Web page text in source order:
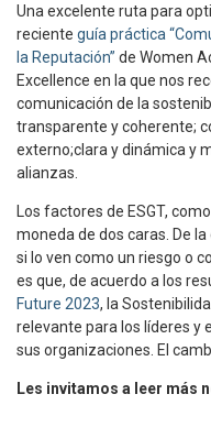
Una excelente ruta para
reciente guía práctica
la Reputación” de Women
Excellence en la que nos
comunicación de la
transparente y coherente;
externo;clara y dinámica y
alianzas.
Los factores de ESGT,
moneda de dos caras. De
si lo ven como un riesgo o
es que, de acuerdo a los
Future 2023, la
relevante para los líderes y
sus organizaciones. El
Les invitamos a leer más